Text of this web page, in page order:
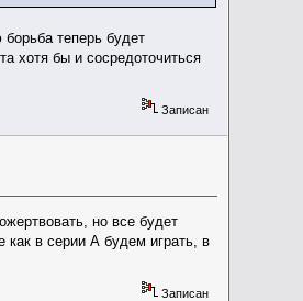
теперь будет
хотя бы и сосредоточиться
Записан
но все будет
как в серии А будем играть, в
Записан